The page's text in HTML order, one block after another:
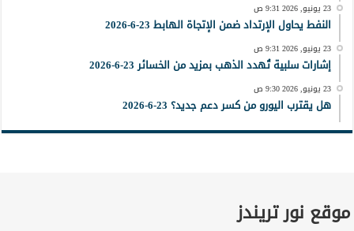
23 يونيو, 2026 9:31 ص
النفط يحاول الإرتداد ضمن الإتجاة الهابط 23-6-2026
23 يونيو, 2026 9:31 ص
إشارات سلبية تُهدد الذهب بمزيد من الخسائر 23-6-2026
23 يونيو, 2026 9:30 ص
هل يقترب اليورو من كسر دعم جديد؟ 23-6-2026
موقع نور تريندز